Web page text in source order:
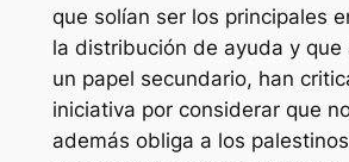
que solían ser los principales
la distribución de ayuda y que
un papel secundario, han
iniciativa por considerar que
además obliga a los